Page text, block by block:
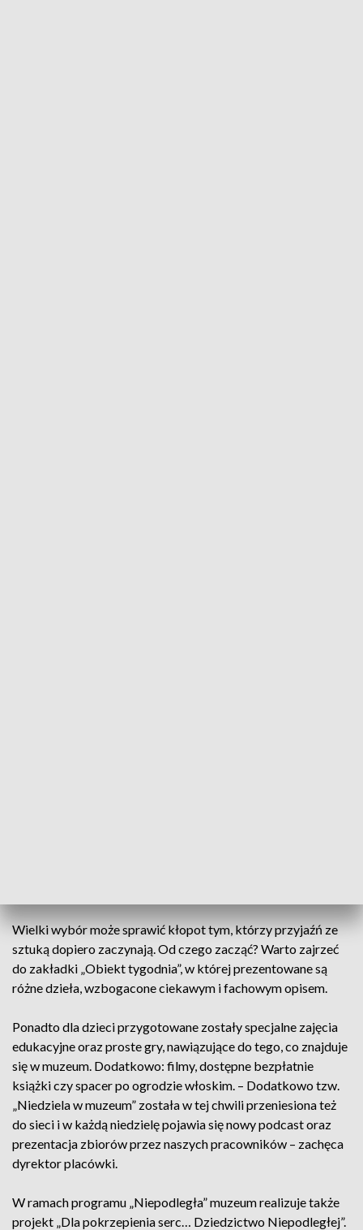
Wielki wybór może sprawić kłopot tym, którzy przyjaźń ze
sztuką dopiero zaczynają. Od czego zacząć? Warto zajrzeć
do zakładki „Obiekt tygodnia”, w której prezentowane są
różne dzieła, wzbogacone ciekawym i fachowym opisem.
Ponadto dla dzieci przygotowane zostały specjalne zajęcia
edukacyjne oraz proste gry, nawiązujące do tego, co znajduje
się w muzeum. Dodatkowo: filmy, dostępne bezpłatnie
książki czy spacer po ogrodzie włoskim. – Dodatkowo tzw.
„Niedziela w muzeum” została w tej chwili przeniesiona też
do sieci i w każdą niedzielę pojawia się nowy podcast oraz
prezentacja zbiorów przez naszych pracowników – zachęca
dyrektor placówki.
W ramach programu „Niepodległa” muzeum realizuje także
projekt „Dla pokrzepienia serc… Dziedzictwo Niepodległej”.